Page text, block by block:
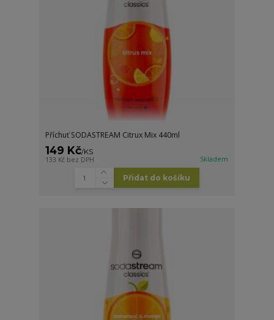
Příchuť SODASTREAM Citrux Mix 440ml
149 Kč/KS
133 Kč bez DPH Skladem
Přidat do košíku